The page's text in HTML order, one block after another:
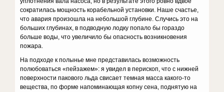
сократилась мощность корабельной установки. Наше счастье,
что авария произошла на небольшой глубине. Случись это на
больших глубинах, в подвод­ную лодку попало бы гораздо
больше воды, что уве­личило бы опасность возникновения
пожара.
На подходе к полынье мне представилась возмож­ность
полюбоваться «пейзажем»: я увидел в перископ, что с нижней
поверхности пакового льда свисает тем­ная масса какого-то
вещества, по форме напоминаю­щая копну сена, поднятую на